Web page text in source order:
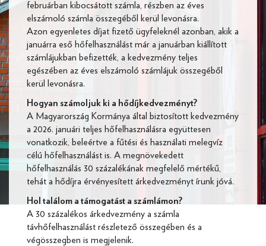
februárban kibocsátott számla, részben az éves
elszámoló számla összegéből kerül levonásra.
Azon egyenletes díjat fizető ügyfeleknél azonban, akik a
januárra eső hőfelhasználást már a januárban kiállított
számlájukban befizették, a kedvezmény teljes
egészében az éves elszámoló számlájuk összegéből
kerül levonásra.
Hogyan számoljuk ki a hődíjkedvezményt?
A Magyarország Kormánya által biztosított kedvezmény
a 2026. januári teljes hőfelhasználásra együttesen
vonatkozik, beleértve a fűtési és használati melegvíz
célú hőfelhasználást is. A megnövekedett
hőfelhasználás 30 százalékának megfelelő mértékű,
tehát a hődíjra érvényesített árkedvezményt írunk jóvá.
Hol találom a támogatást a számlámon?
A 30 százalékos árkedvezmény a számla
távhőfelhasználást részletező összegében és a
végösszegben is megjelenik.